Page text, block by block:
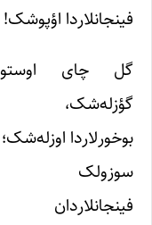
فینجانلاردا اؤپوشک!
گل چای اوستو
گؤزله‌شک،
بوخورلاردا اوزله‌شک؛
سوزولک
فینجانلاردان